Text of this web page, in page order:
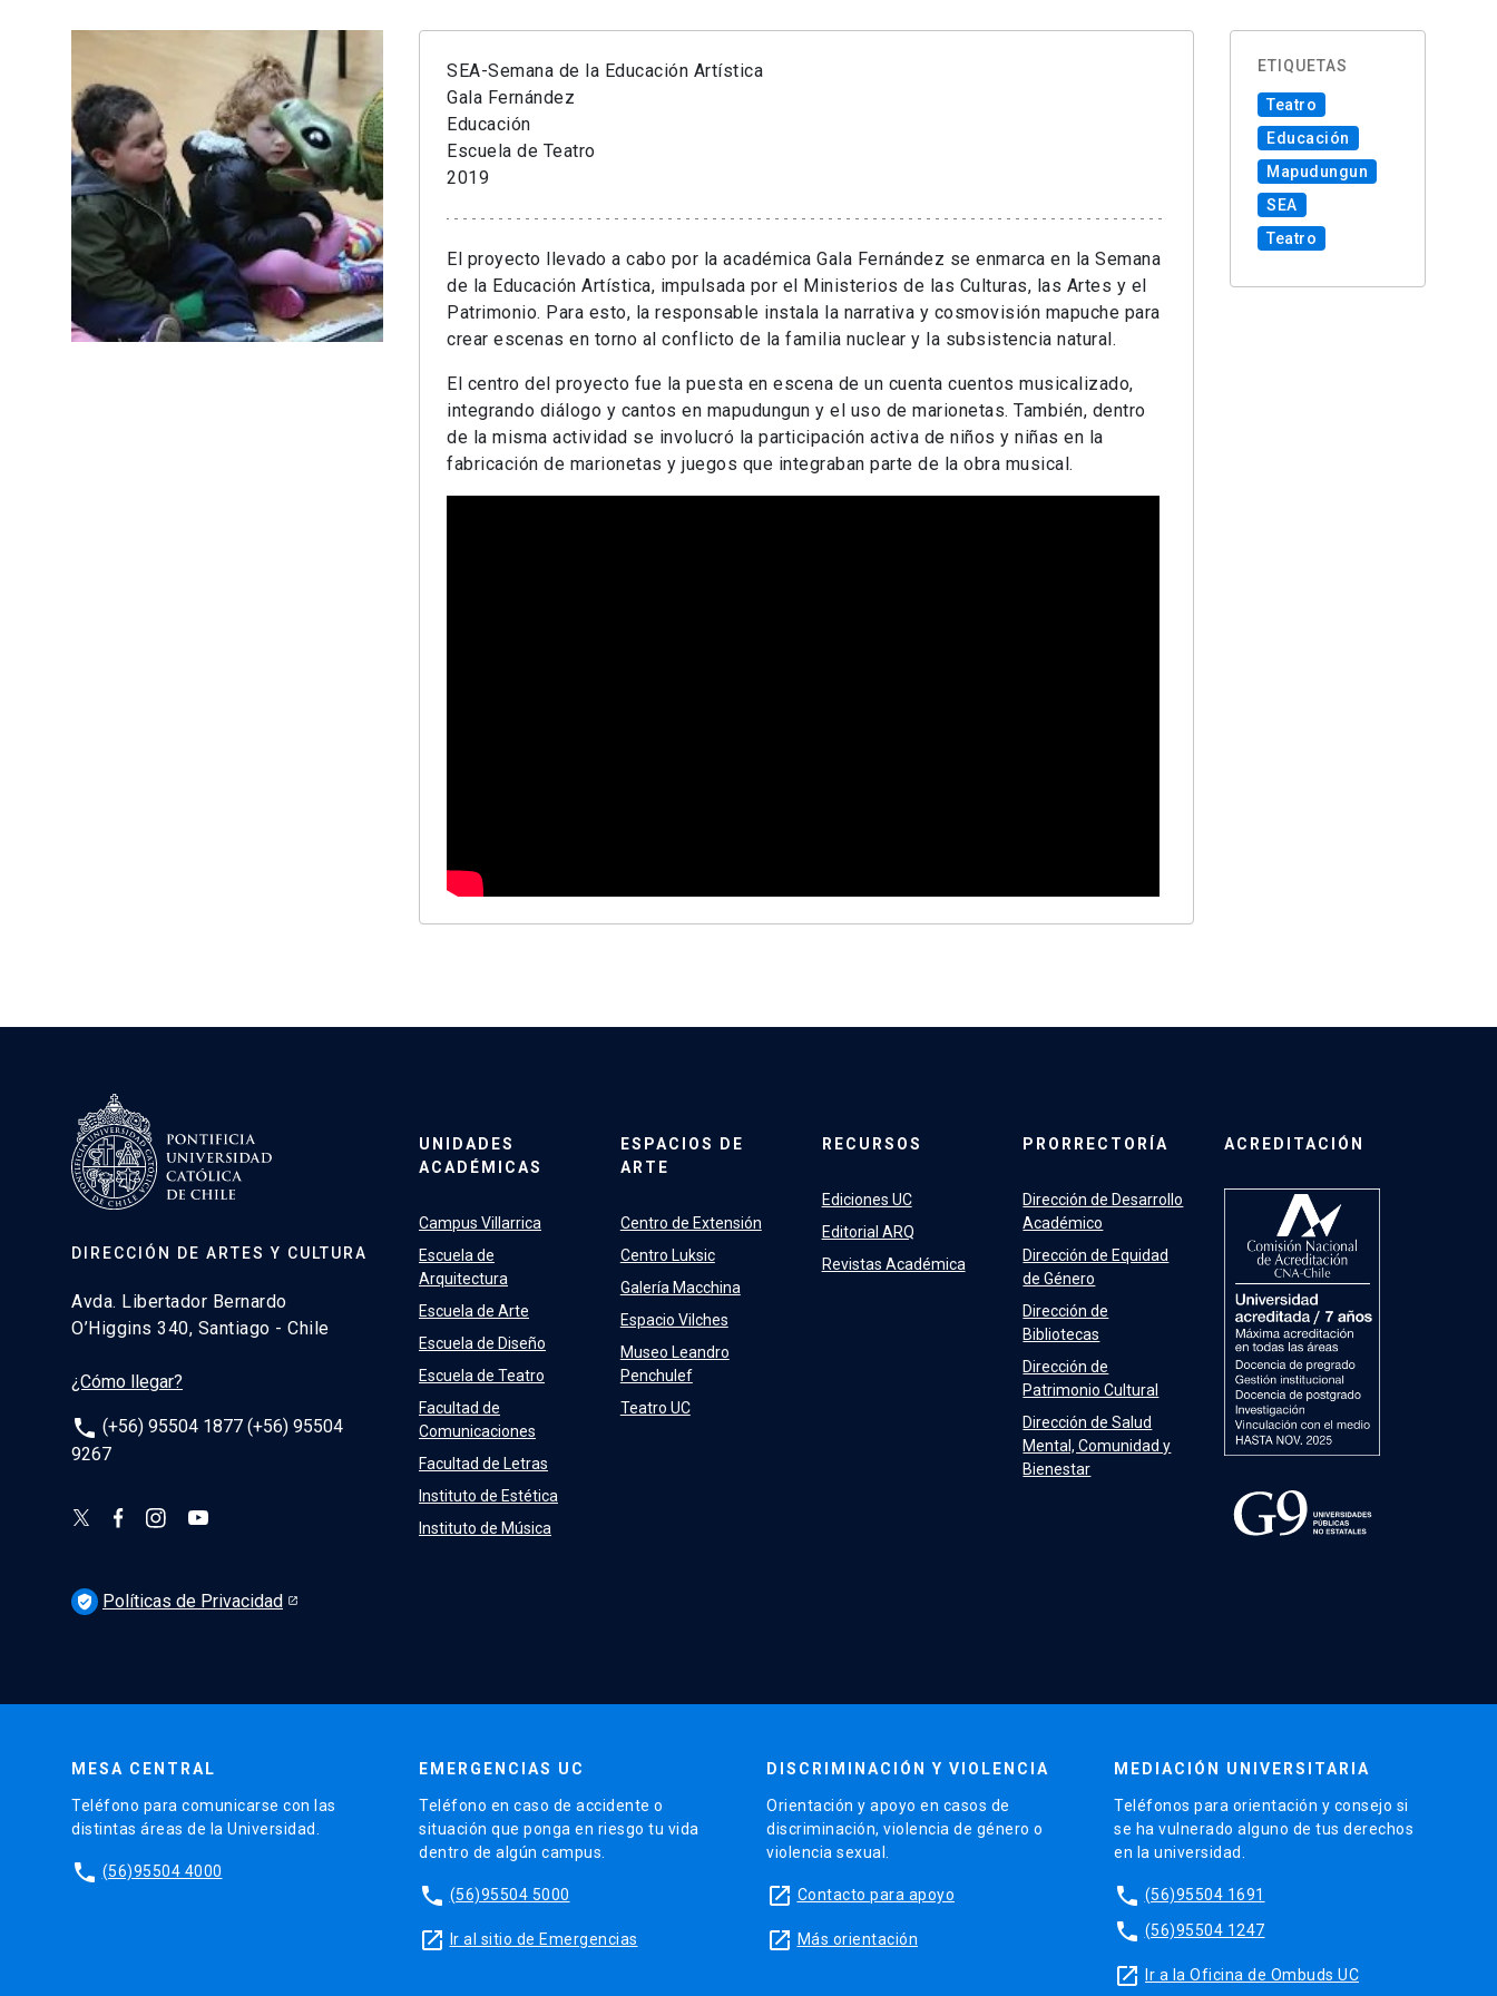
SEA-Semana de la Educación Artística
Gala Fernández
Educación
Escuela de Teatro
2019
El proyecto llevado a cabo por la académica Gala Fernández se enmarca en la Semana
de la Educación Artística, impulsada por el Ministerios de las Culturas, las Artes y el
Patrimonio. Para esto, la responsable instala la narrativa y cosmovisión mapuche para
crear escenas en torno al conflicto de la familia nuclear y la subsistencia natural.
El centro del proyecto fue la puesta en escena de un cuenta cuentos musicalizado,
integrando diálogo y cantos en mapudungun y el uso de marionetas. También, dentro
de la misma actividad se involucró la participación activa de niños y niñas en la
fabricación de marionetas y juegos que integraban parte de la obra musical.
ETIQUETAS
Teatro
Educación
Mapudungun
SEA
Teatro
DIRECCIÓN DE ARTES Y CULTURA
Avda. Libertador Bernardo
O’Higgins 340, Santiago - Chile
¿Cómo llegar?
phone (+56) 95504 1877 (+56) 95504
9267
UNIDADES
ACADÉMICAS
Campus Villarrica
Escuela de
Arquitectura
Escuela de Arte
Escuela de Diseño
Escuela de Teatro
Facultad de
Comunicaciones
Facultad de Letras
Instituto de Estética
Instituto de Música
ESPACIOS DE
ARTE
Centro de Extensión
Centro Luksic
Galería Macchina
Espacio Vilches
Museo Leandro
Penchulef
Teatro UC
RECURSOS
Ediciones UC
Editorial ARQ
Revistas Académica
PRORRECTORÍA
Dirección de Desarrollo
Académico
Dirección de Equidad
de Género
Dirección de
Bibliotecas
Dirección de
Patrimonio Cultural
Dirección de Salud
Mental, Comunidad y
Bienestar
ACREDITACIÓN
verified_user Políticas de Privacidad
MESA CENTRAL
Teléfono para comunicarse con las
distintas áreas de la Universidad.
phone (56)95504 4000
EMERGENCIAS UC
Teléfono en caso de accidente o
situación que ponga en riesgo tu vida
dentro de algún campus.
phone (56)95504 5000
launch Ir al sitio de Emergencias
DISCRIMINACIÓN Y VIOLENCIA
Orientación y apoyo en casos de
discriminación, violencia de género o
violencia sexual.
launch Contacto para apoyo
launch Más orientación
MEDIACIÓN UNIVERSITARIA
Teléfonos para orientación y consejo si
se ha vulnerado alguno de tus derechos
en la universidad.
phone (56)95504 1691
phone (56)95504 1247
launch Ir a la Oficina de Ombuds UC